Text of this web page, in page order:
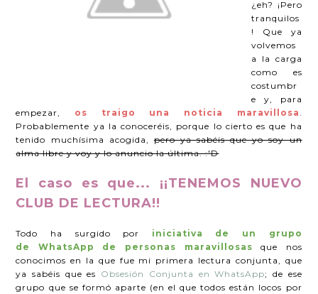
¿eh? ¡Pero
tranquilos
! Que ya
volvemos
a la carga
como es
costumbr
e y, para
empezar, os traigo una noticia maravillosa.
Probablemente ya la conoceréis, porque lo cierto es que ha
tenido muchísima acogida,pero ya sabéis que yo soy un
alma libre y voy y lo anuncio la última. :'D
El caso es que... ¡¡TENEMOS NUEVO
CLUB DE LECTURA!!
Todo ha surgido por iniciativa de un grupo
de WhatsApp de personas maravillosas que nos
conocimos en la que fue mi primera lectura conjunta, que
ya sabéis que es Obsesión Conjunta enWhatsApp; de ese
grupo que se formó aparte (en el que todos están locos por